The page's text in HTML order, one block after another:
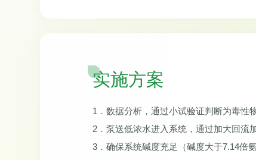
实施方案
1．数据分析，通过小试验证判断为毒性
2．泵送低浓水进入系统，通过加大回流
3．确保系统碱度充足（碱度大于7.14倍